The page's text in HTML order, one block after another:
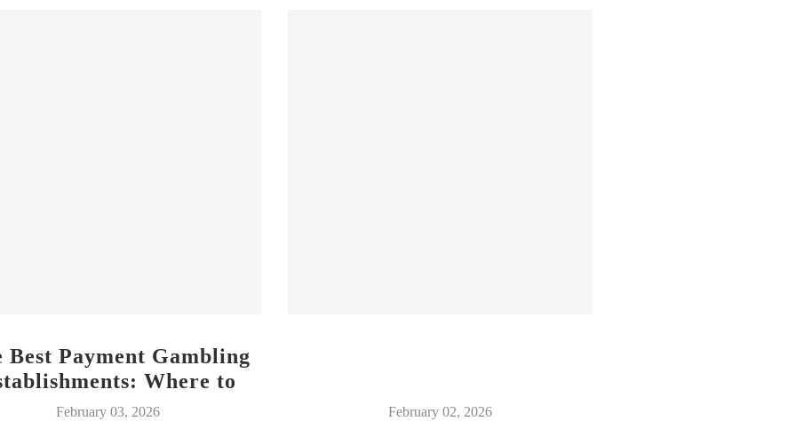
Best Payment Gambling
Where to
Discover Your Luck
February 03, 2026 February 02, 2026